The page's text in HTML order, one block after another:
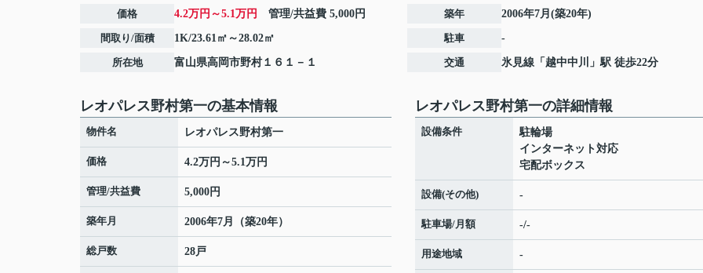
価格 4.2万円～5.1万円 管理/共益費 5,000円
間取り/面積 1K/23.61㎡～28.02㎡
所在地 富山県高岡市野村１６１－１
築年 2006年7月(築20年)
駐車 -
交通 氷見線 「 越中中川 」駅 徒歩22分
レオパレス野村第一の基本情報
物件名 レオパレス野村第一
価格 4.2万円～5.1万円
管理/共益費 5,000円
築年月 2006年7月（築20年）
総戸数 28戸
レオパレス野村第一の詳細情報
設備条件
駐輪場
インターネット対応
宅配ボックス
設備(その他) -
駐車場/月額 -/-
用途地域 -